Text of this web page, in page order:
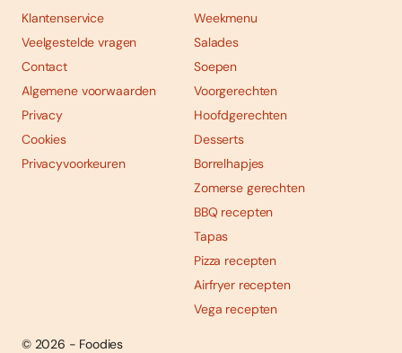
Klantenservice
Veelgestelde vragen
Contact
Algemene voorwaarden
Privacy
Cookies
Privacyvoorkeuren
Weekmenu
Salades
Soepen
Voorgerechten
Hoofdgerechten
Desserts
Borrelhapjes
Zomerse gerechten
BBQ recepten
Tapas
Pizza recepten
Airfryer recepten
Vega recepten
© 2026 - Foodies